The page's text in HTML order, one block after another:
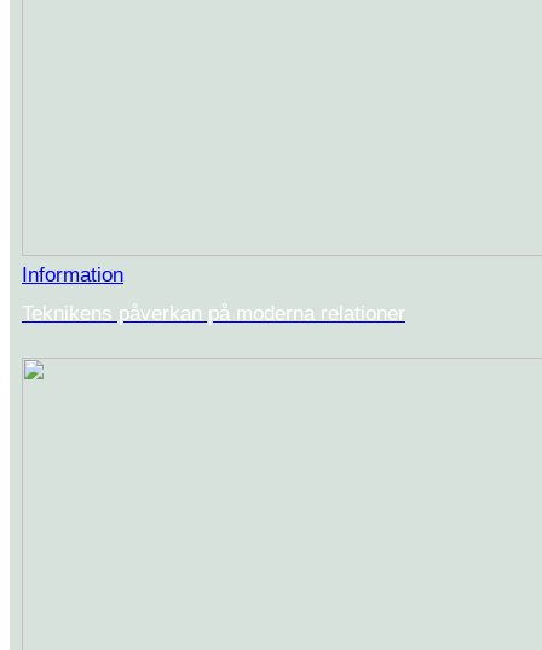
Information
Teknikens påverkan på moderna relationer